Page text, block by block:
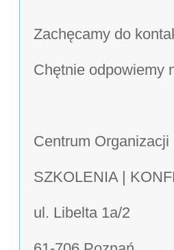
Zachęcamy do
Chętnie odpowiemy
Centrum
SZKOLENIA |
ul. Libelta 1a/2